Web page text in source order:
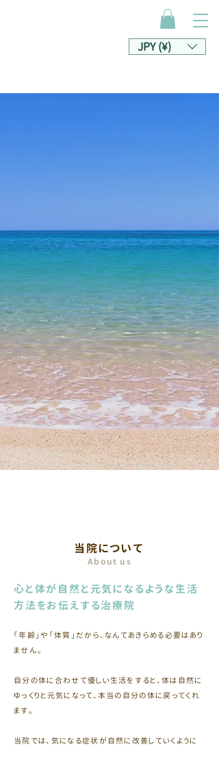
JPY (¥)
当院について
About us
心と体が自然と元気になるような生活
方法をお伝えする治療院
「年齢」や「体質」だから、なんてあきらめる必要はあり
ません。
自分の体に合わせて優しい生活をすると、体は自然に
ゆっくりと元気になって、本当の自分の体に戻ってくれ
ます。
当院では、気になる症状が自然に改善していくように